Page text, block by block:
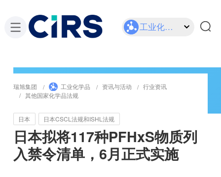
工业化学品
瑞旭集团 工业化学品 资讯与活动
行业资讯
其他国家化学品法规
日本 日本CSCL法规和ISHL法规
日本拟将117种PFHxS物质列
入禁令清单，6月正式实施